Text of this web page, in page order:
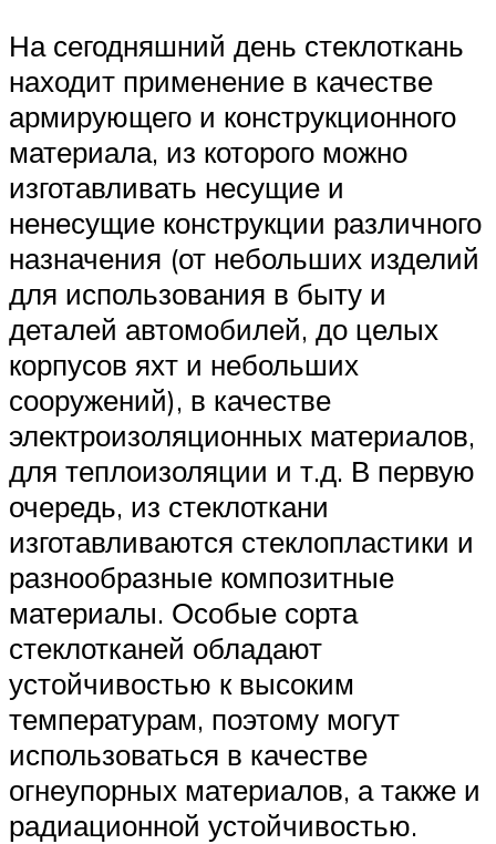
На сегодняшний день стеклоткань
находит применение в качестве
армирующего и конструкционного
материала, из которого можно
изготавливать несущие и
ненесущие конструкции различного
назначения (от небольших изделий
для использования в быту и
деталей автомобилей, до целых
корпусов яхт и небольших
сооружений), в качестве
электроизоляционных материалов,
для теплоизоляции и т.д. В первую
очередь, из стеклоткани
изготавливаются стеклопластики и
разнообразные композитные
материалы. Особые сорта
стеклотканей обладают
устойчивостью к высоким
температурам, поэтому могут
использоваться в качестве
огнеупорных материалов, а также и
радиационной устойчивостью.